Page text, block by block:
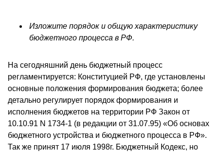
Изложите порядок и общую характеристику
бюджетного процесса в РФ.
На сегодняшний день бюджетный процесс
регламентируется: Конституцией РФ, где установлены
основные положения формирования бюджета; более
детально регулирует порядок формирования и
исполнения бюджетов на территории РФ Закон от
10.10.91 N 1734-1 (в редакции от 31.07.95) «Об основах
бюджетного устройства и бюджетного процесса в РФ».
Так же принят 17 июля 1998г. Бюджетный Кодекс, но